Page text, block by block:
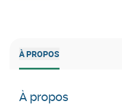
À PROPOS
À propos